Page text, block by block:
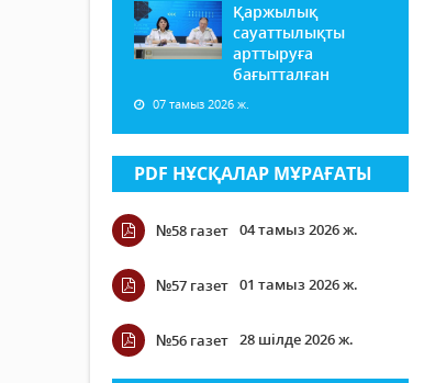
Қаржылық
сауаттылықты
арттыруға
бағытталған
07 тамыз 2026 ж.
PDF НҰСҚАЛАР МҰРАҒАТЫ
№58 газет 04 тамыз 2026 ж.
№57 газет 01 тамыз 2026 ж.
№56 газет 28 шілде 2026 ж.